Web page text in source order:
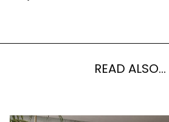
RECHTECKIG ABGERUNDET
& Boden
READ ALSO...